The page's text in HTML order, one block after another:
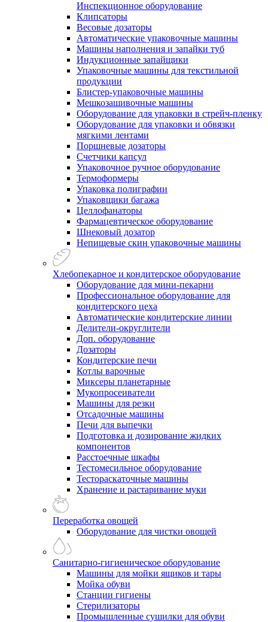
Инспекционное оборудование
Клипсаторы
Весовые дозаторы
Автоматические упаковочные машины
Машины наполнения и запайки туб
Индукционные запайщики
Упаковочные машины для текстильной
продукции
Блистер-упаковочные машины
Мешкозашивочные машины
Оборудование для упаковки в стрейч-пленку
Оборудование для упаковки и обвязки
мягкими лентами
Поршневые дозаторы
Счетчики капсул
Упаковочное ручное оборудование
Термоформеры
Упаковка полиграфии
Упаковщики багажа
Целлофанаторы
Фармацевтическое оборудование
Шнековый дозатор
Непищевые скин упаковочные машины
Хлебопекарное и кондитерское оборудование
Оборудование для мини-пекарни
Профессиональное оборудование для
кондитерского цеха
Автоматические кондитерские линии
Делители-округлители
Доп. оборудование
Дозаторы
Кондитерские печи
Котлы варочные
Миксеры планетарные
Мукопросеиватели
Машины для резки
Отсадочные машины
Печи для выпечки
Подготовка и дозирование жидких
компонентов
Расстоечные шкафы
Тестомесильное оборудование
Тестораскаточные машины
Хранение и растаривание муки
Переработка овощей
Оборудование для чистки овощей
Санитарно-гигиеническое оборудование
Машины для мойки ящиков и тары
Мойка обуви
Станции гигиены
Стерилизаторы
Промышленные сушилки для обуви